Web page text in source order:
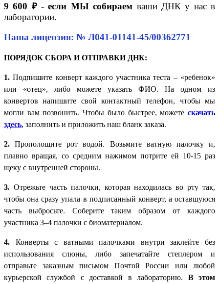
9 600 ₽ - если МЫ собираем ваши ДНК у нас в
лаборатории.
Наша лицензия: № Л041-01141-45/00362771
ПОРЯДОК СБОРА И ОТПРАВКИ ДНК:
1. Подпишите конверт каждого участника теста – «ребенок»
или «отец», либо можете указать ФИО. На одном из
конвертов напишите свой контактный телефон, чтобы мы
могли вам позвонить. Чтобы было быстрее, можете скачать
здесь, заполнить и приложить наш бланк заказа.
2. Прополощите рот водой. Возьмите ватную палочку и,
плавно вращая, со средним нажимом потрите ей 10-15 раз
щеку с внутренней стороны.
3. Отрежьте часть палочки, которая находилась во рту так,
чтобы она сразу упала в подписанный конверт, а оставшуюся
часть выбросьте. Соберите таким образом от каждого
участника 3–4 палочки с биоматериалом.
4. Конверты с ватными палочками внутри заклейте без
использования слюны, либо запечатайте степлером и
отправьте заказным письмом Почтой России или любой
курьерской службой с доставкой в лабораторию. В этом